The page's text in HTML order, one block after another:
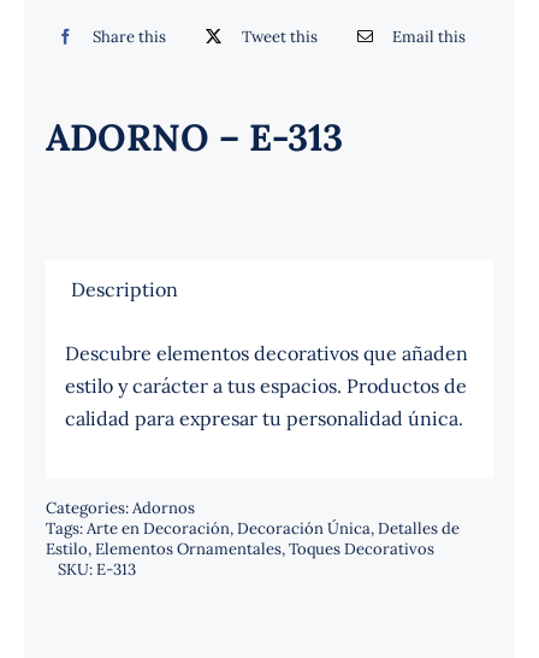
Share this Tweet this Email this
ADORNO – E-313
Description
Descubre elementos decorativos que añaden
estilo y carácter a tus espacios. Productos de
calidad para expresar tu personalidad única.
Categories:Adornos
Tags:Arte en Decoración,Decoración Única,Detalles de
Estilo,Elementos Ornamentales,Toques Decorativos
SKU:E-313